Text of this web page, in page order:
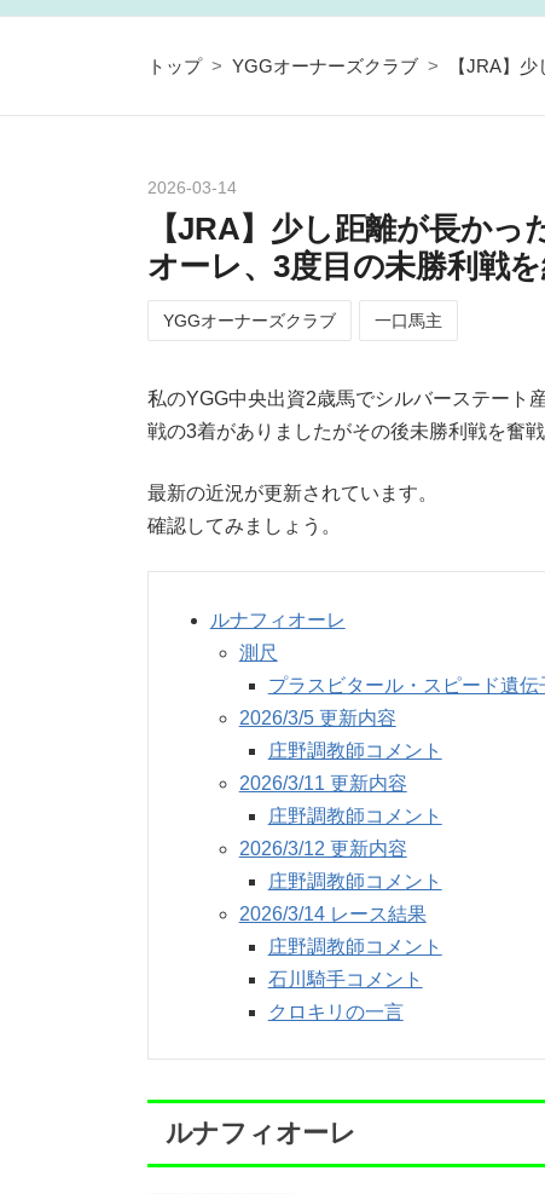
トップ > YGGオーナーズクラブ > 【JRA】
2026-03-14
【JRA】少し距離が長か
オーレ、3度目の未勝利戦
YGGオーナーズクラブ 一口馬主
私のYGG中央出資2歳馬でシルバーステート
戦の3着がありましたがその後未勝利戦を奮戦
最新の近況が更新されています。
確認してみましょう。
ルナフィオーレ
測尺
プラスビタール・スピード遺
2026/3/5 更新内容
庄野調教師コメント
2026/3/11 更新内容
庄野調教師コメント
2026/3/12 更新内容
庄野調教師コメント
2026/3/14 レース結果
庄野調教師コメント
石川騎手コメント
クロキリの一言
ルナフィオーレ